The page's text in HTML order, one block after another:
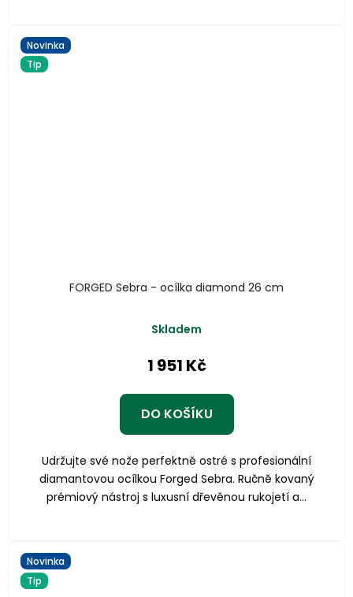
Novinka
Tip
FORGED Sebra - ocílka diamond 26 cm
Skladem
1 951 Kč
DO KOŠÍKU
Udržujte své nože perfektně ostré s profesionální
diamantovou ocílkou Forged Sebra. Ručně kovaný
prémiový nástroj s luxusní dřevěnou rukojetí a...
Novinka
Tip